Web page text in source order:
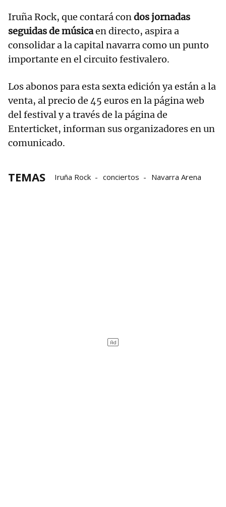
Iruña Rock, que contará condos jornadas
seguidas de músicaen directo, aspira a
consolidar a la capital navarra como un punto
importante en el circuito festivalero.
Los abonos para esta sexta edición ya están a la
venta, al precio de 45 euros en la página web
del festival y a través de la página de
Enterticket, informan sus organizadores en un
comunicado.
TEMAS Iruña Rock conciertos Navarra Arena